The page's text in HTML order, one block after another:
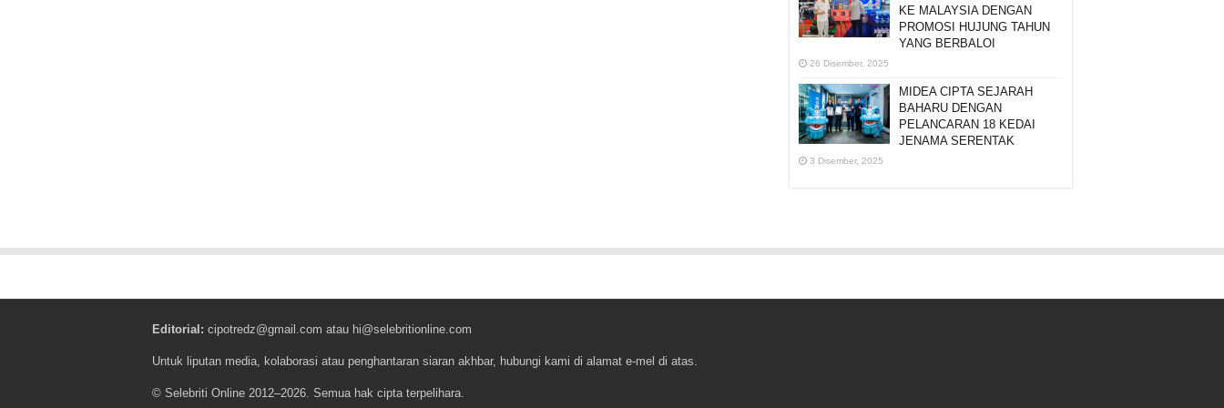
KE MALAYSIA DENGAN
PROMOSI HUJUNG TAHUN
YANG BERBALOI
26 Disember, 2025
MIDEA CIPTA SEJARAH
BAHARU DENGAN
PELANCARAN 18 KEDAI
JENAMA SERENTAK
3 Disember, 2025
Editorial: cipotredz@gmail.com atau hi@selebritionline.com
Untuk liputan media, kolaborasi atau penghantaran siaran akhbar, hubungi kami di alamat e-mel di atas.
© Selebriti Online 2012–2026. Semua hak cipta terpelihara.